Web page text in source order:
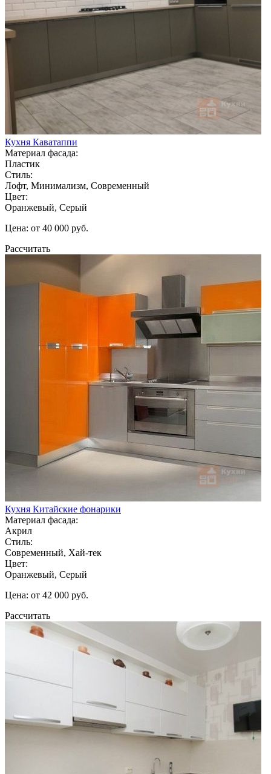
Кухня Каватаппи
Материал фасада:
Пластик
Стиль:
Лофт, Минимализм, Современный
Цвет:
Оранжевый, Серый
Цена: от 40 000 руб.
Рассчитать
Кухня Китайские фонарики
Материал фасада:
Акрил
Стиль:
Современный, Хай-тек
Цвет:
Оранжевый, Серый
Цена: от 42 000 руб.
Рассчитать